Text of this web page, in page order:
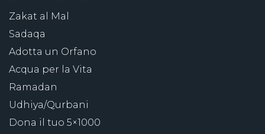
Zakat al Mal
Sadaqa
Adotta un Orfano
Acqua per la Vita
Ramadan
Udhiya/Qurbani
Dona il tuo 5×1000